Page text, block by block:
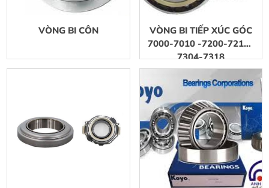
VÒNG BI CÔN
VÒNG BI TIẾP XÚC GÓC
7000-7010 -7200-7210-
7304-7318